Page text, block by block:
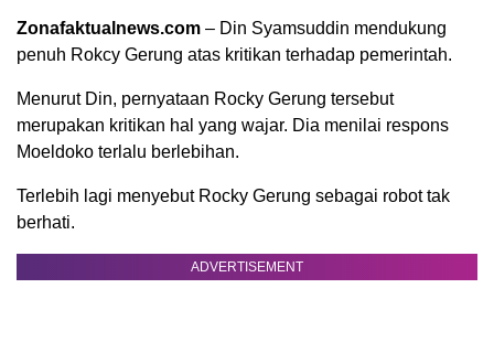
Zonafaktualnews.com – Din Syamsuddin mendukung
penuh Rokcy Gerung atas kritikan terhadap pemerintah.
Menurut Din, pernyataan Rocky Gerung tersebut
merupakan kritikan hal yang wajar. Dia menilai respons
Moeldoko terlalu berlebihan.
Terlebih lagi menyebut Rocky Gerung sebagai robot tak
berhati.
ADVERTISEMENT